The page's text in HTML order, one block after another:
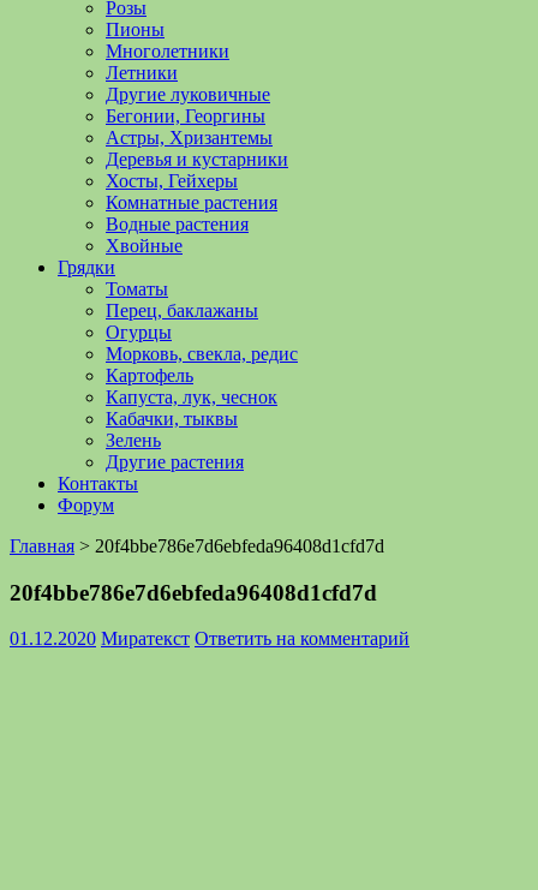
Розы
Пионы
Многолетники
Летники
Другие луковичные
Бегонии, Георгины
Астры, Хризантемы
Деревья и кустарники
Хосты, Гейхеры
Комнатные растения
Водные растения
Хвойные
Грядки
Томаты
Перец, баклажаны
Огурцы
Морковь, свекла, редис
Картофель
Капуста, лук, чеснок
Кабачки, тыквы
Зелень
Другие растения
Контакты
Форум
Главная > 20f4bbe786e7d6ebfeda96408d1cfd7d
20f4bbe786e7d6ebfeda96408d1cfd7d
01.12.2020 Миратекст Ответить на комментарий